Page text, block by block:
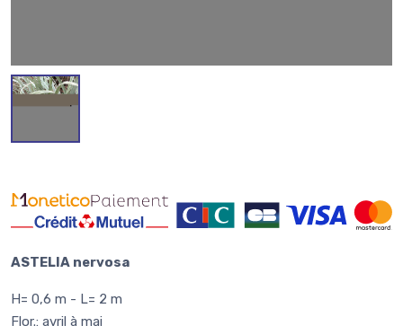
ASTELIA nervosa
H= 0,6 m - L= 2 m
Flor.: avril à mai